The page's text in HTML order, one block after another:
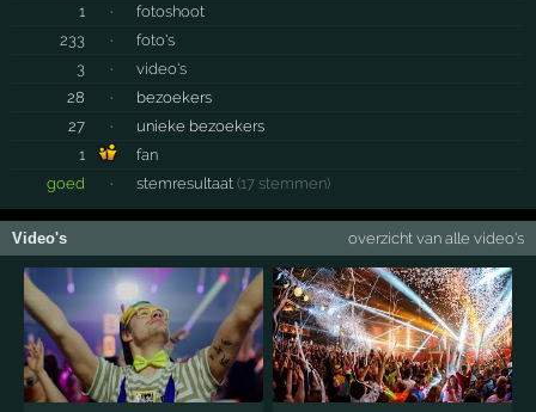
1
·
fotoshoot
233
·
foto's
3
·
video's
28
·
bezoekers
27
·
unieke bezoekers
1
fan
goed
· stemresultaat (17 stemmen)
Video's overzicht van alle video's